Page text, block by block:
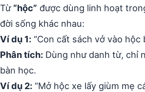
Từ “hộc” được dùng linh hoạt
đời sống khác nhau:
Ví dụ 1: “Con cất sách vở vào hộc
Phân tích: Dùng như danh từ, chỉ
bàn học.
Ví dụ 2: “Mở hộc xe lấy giùm mẹ